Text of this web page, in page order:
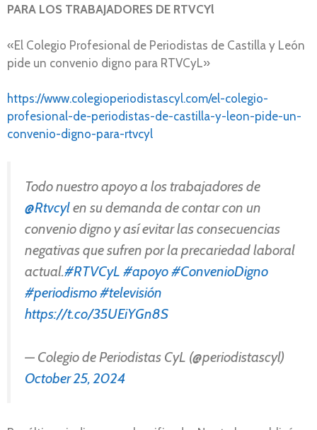
PARA LOS TRABAJADORES DE RTVCYl
«El Colegio Profesional de Periodistas de Castilla y León
pide un convenio digno para RTVCyL»
https://www.colegioperiodistascyl.com/el-colegio-
profesional-de-periodistas-de-castilla-y-leon-pide-un-
convenio-digno-para-rtvcyl
Todo nuestro apoyo a los trabajadores de
@Rtvcylen su demanda de contar con un
convenio digno y así evitar las consecuencias
negativas que sufren por la precariedad laboral
actual.#RTVCyL #apoyo#ConvenioDigno
#periodismo#televisión
https://t.co/35UEiYGn8S
— Colegio de Periodistas CyL (@periodistascyl)
October 25, 2024